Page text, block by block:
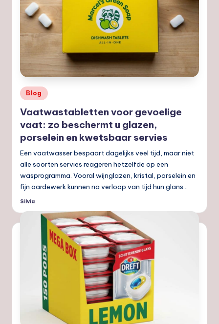
Geplaatst
Blog
Vaatwastabletten voor gevoelige
vaat: zo beschermt u glazen,
porselein en kwetsbaar servies
Een vaatwasser bespaart dagelijks veel tijd, maar niet
alle soorten servies reageren hetzelfde op een
wasprogramma. Vooral wijnglazen, kristal, porselein en
fijn aardewerk kunnen na verloop van tijd hun glans…
Geplaatst
Silvia